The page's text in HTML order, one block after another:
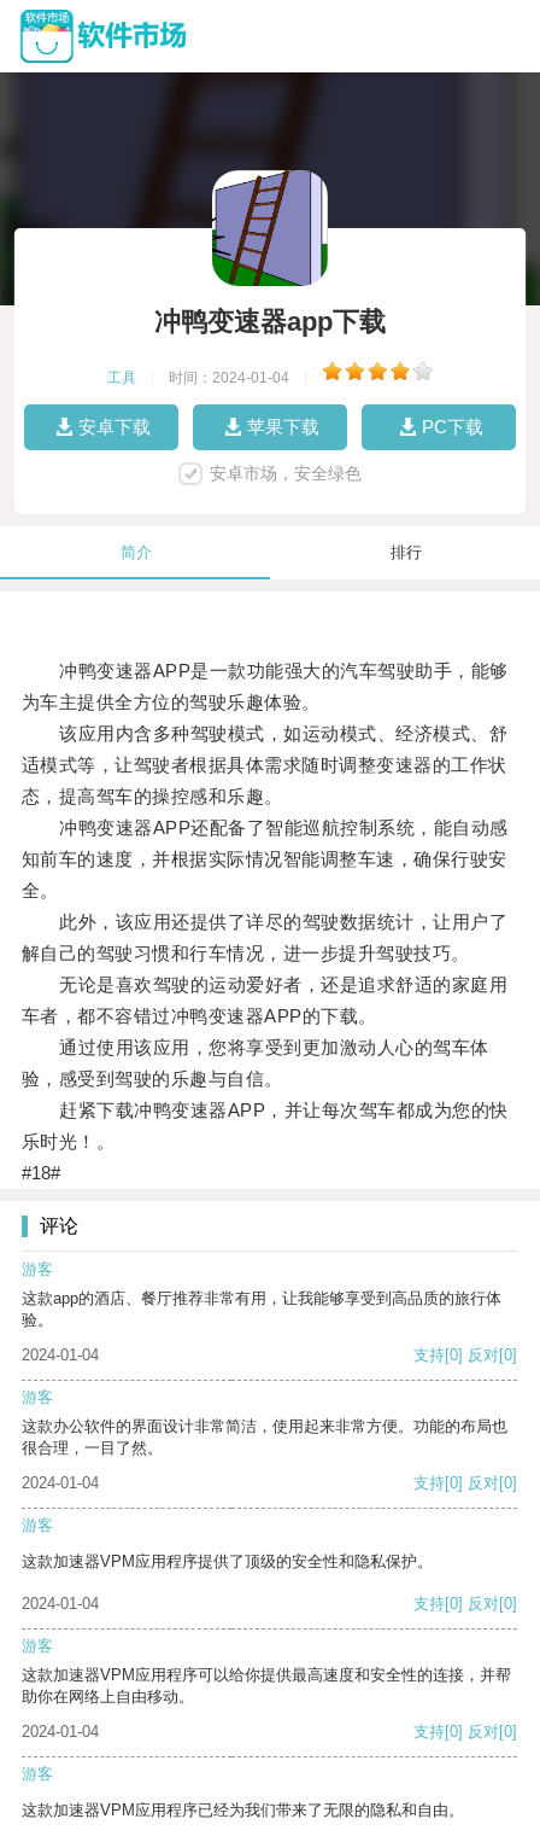
冲鸭变速器app下载
工具 时间：2024-01-04
安卓下载 苹果下载 PC下载
安卓市场，安全绿色
简介 排行
冲鸭变速器APP是一款功能强大的汽车驾驶助手，能够
为车主提供全方位的驾驶乐趣体验。
该应用内含多种驾驶模式，如运动模式、经济模式、舒
适模式等，让驾驶者根据具体需求随时调整变速器的工作状
态，提高驾车的操控感和乐趣。
冲鸭变速器APP还配备了智能巡航控制系统，能自动感
知前车的速度，并根据实际情况智能调整车速，确保行驶安
全。
此外，该应用还提供了详尽的驾驶数据统计，让用户了
解自己的驾驶习惯和行车情况，进一步提升驾驶技巧。
无论是喜欢驾驶的运动爱好者，还是追求舒适的家庭用
车者，都不容错过冲鸭变速器APP的下载。
通过使用该应用，您将享受到更加激动人心的驾车体
验，感受到驾驶的乐趣与自信。
赶紧下载冲鸭变速器APP，并让每次驾车都成为您的快
乐时光！。
#18#
评论
游客
这款app的酒店、餐厅推荐非常有用，让我能够享受到高品质的旅行体
验。
2024-01-04
支持[0] 反对[0]
游客
这款办公软件的界面设计非常简洁，使用起来非常方便。功能的布局也
很合理，一目了然。
2024-01-04
支持[0] 反对[0]
游客
这款加速器VPM应用程序提供了顶级的安全性和隐私保护。
2024-01-04 支持[0] 反对[0]
游客
这款加速器VPM应用程序可以给你提供最高速度和安全性的连接，并帮
助你在网络上自由移动。
2024-01-04
支持[0] 反对[0]
游客
这款加速器VPM应用程序已经为我们带来了无限的隐私和自由。